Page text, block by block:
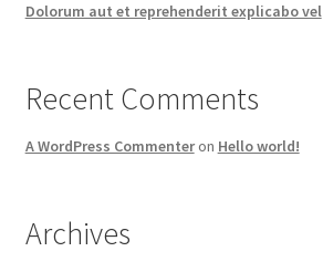
Dolorum aut et reprehenderit explicabo vel
Recent Comments
A WordPress Commenteron Hello world!
Archives